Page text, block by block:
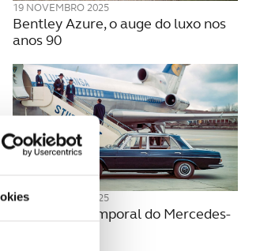
19 NOVEMBRO 2025
Bentley Azure, o auge do luxo nos
anos 90
12 NOVEMBRO 2025
A beleza intemporal do Mercedes-